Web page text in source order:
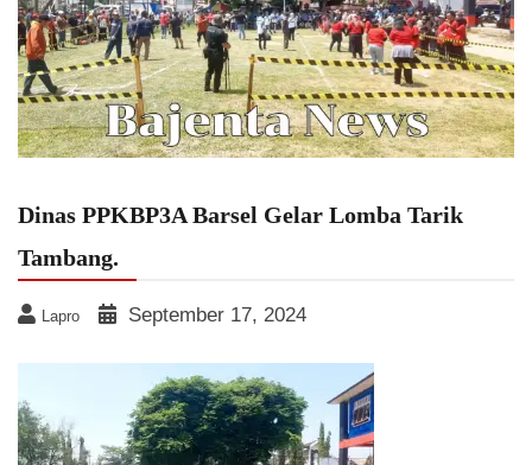
Dinas PPKBP3A Barsel Gelar Lomba Tarik
Tambang.
Lapro September 17, 2024